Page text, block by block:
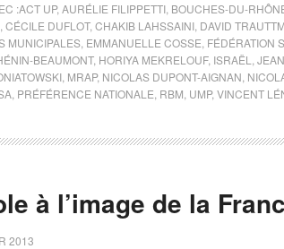
:ACT UP, AURÉLIE FILIPPETTI BOUCHES-DU-
CÉCILE DUFLOT, CHAKIB LAHSSAINI DAVID
MUNICIPALES EMMANUELLE COSSE FÉDÉRATION
BEAUMONT, HORIYA MEKRELOUF, ISRAËL
MRAP, NICOLAS DUPONT-AIGNAN
PRÉFÉRENCE NATIONALE RBM UMP, VINCENT
à l’image de la
2013